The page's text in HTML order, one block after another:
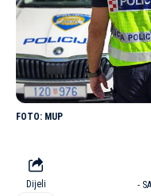
MUP
Dijeli -